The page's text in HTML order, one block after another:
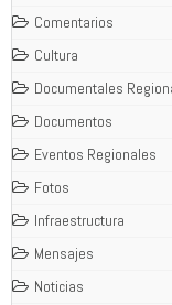
Comentarios
Cultura
Documentales
Documentos
Eventos Regionales
Fotos
Infraestructura
Mensajes
Noticias